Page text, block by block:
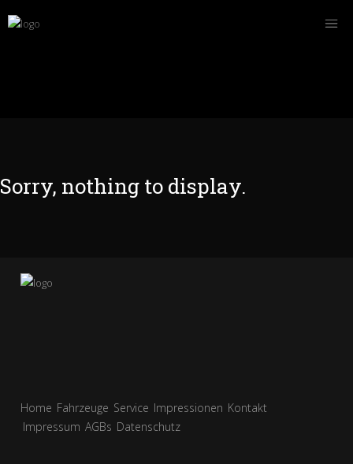
Sorry, nothing to display.
Home Fahrzeuge Service Impressionen Kontakt
Impressum AGBs Datenschutz